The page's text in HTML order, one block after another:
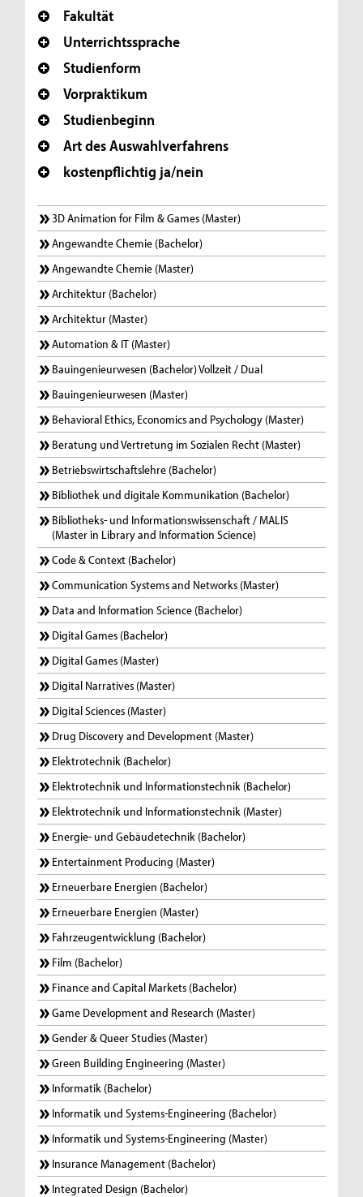
Fakultät
Unterrichtssprache
Studienform
Vorpraktikum
Studienbeginn
Art des Auswahlverfahrens
kostenpflichtig ja/nein
3D Animation for Film & Games (Master)
Angewandte Chemie (Bachelor)
Angewandte Chemie (Master)
Architektur (Bachelor)
Architektur (Master)
Automation & IT (Master)
Bauingenieurwesen (Bachelor) Vollzeit / Dual
Bauingenieurwesen (Master)
Behavioral Ethics, Economics and Psychology (Master)
Beratung und Vertretung im Sozialen Recht (Master)
Betriebswirtschaftslehre (Bachelor)
Bibliothek und digitale Kommunikation (Bachelor)
Bibliotheks- und Informationswissenschaft / MALIS
(Master in Library and Information Science)
Code & Context (Bachelor)
Communication Systems and Networks (Master)
Data and Information Science (Bachelor)
Digital Games (Bachelor)
Digital Games (Master)
Digital Narratives (Master)
Digital Sciences (Master)
Drug Discovery and Development (Master)
Elektrotechnik (Bachelor)
Elektrotechnik und Informationstechnik (Bachelor)
Elektrotechnik und Informationstechnik (Master)
Energie- und Gebäudetechnik (Bachelor)
Entertainment Producing (Master)
Erneuerbare Energien (Bachelor)
Erneuerbare Energien (Master)
Fahrzeugentwicklung (Bachelor)
Film (Bachelor)
Finance and Capital Markets (Bachelor)
Game Development and Research (Master)
Gender & Queer Studies (Master)
Green Building Engineering (Master)
Informatik (Bachelor)
Informatik und Systems-Engineering (Bachelor)
Informatik und Systems-Engineering (Master)
Insurance Management (Bachelor)
Integrated Design (Bachelor)